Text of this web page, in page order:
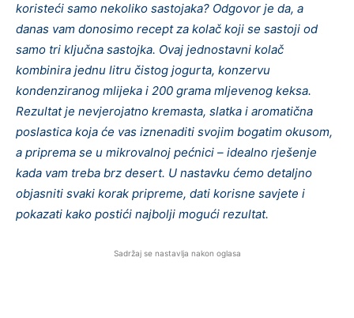
koristeći samo nekoliko sastojaka? Odgovor je da, a
danas vam donosimo recept za kolač koji se sastoji od
samo tri ključna sastojka. Ovaj jednostavni kolač
kombinira jednu litru čistog jogurta, konzervu
kondenziranog mlijeka i 200 grama mljevenog keksa.
Rezultat je nevjerojatno kremasta, slatka i aromatična
poslastica koja će vas iznenaditi svojim bogatim okusom,
a priprema se u mikrovalnoj pećnici – idealno rješenje
kada vam treba brz desert. U nastavku ćemo detaljno
objasniti svaki korak pripreme, dati korisne savjete i
pokazati kako postići najbolji mogući rezultat.
Sadržaj se nastavlja nakon oglasa